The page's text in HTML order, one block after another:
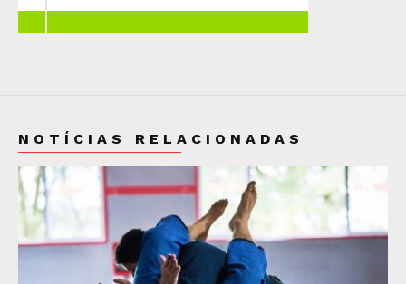
NOTÍCIAS RELACIONADAS